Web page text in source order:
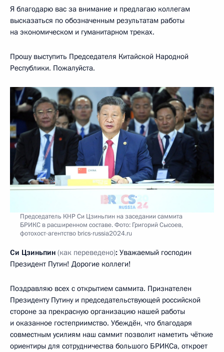
Я благодарю вас за внимание и предлагаю коллегам
высказаться по обозначенным результатам работы
на экономическом и гуманитарном треках.
Прошу выступить Председателя Китайской Народной
Республики. Пожалуйста.
Председатель КНР Си Цзиньпин на заседании саммита
БРИКС в расширенном составе. Фото: Григорий Сысоев,
фотохост-агентство brics-russia2024.ru
Си Цзиньпин (как переведено): Уважаемый господин
Президент Путин! Дорогие коллеги!
Поздравляю всех с открытием саммита. Признателен
Президенту Путину и председательствующей российской
стороне за прекрасную организацию нашей работы
и оказанное гостеприимство. Убеждён, что благодаря
совместным усилиям наш саммит позволит наметить чёткие
ориентиры для сотрудничества большого БРИКСа, откроет